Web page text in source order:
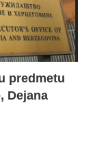
predmetu
Dejana